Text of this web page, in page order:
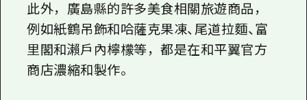
此外，廣島縣的許多美食相關旅遊商品，
例如紙鶴吊飾和哈薩克果凍、尾道拉麵、富
里閣和瀨戶內檸檬等，都是在和平翼官方
商店濃縮和製作。